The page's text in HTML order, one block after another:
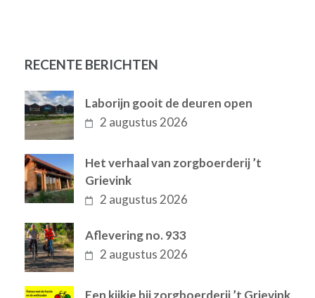
RECENTE BERICHTEN
Laborijn gooit de deuren open
2 augustus 2026
Het verhaal van zorgboerderij ’t
Grievink
2 augustus 2026
Aflevering no. 933
2 augustus 2026